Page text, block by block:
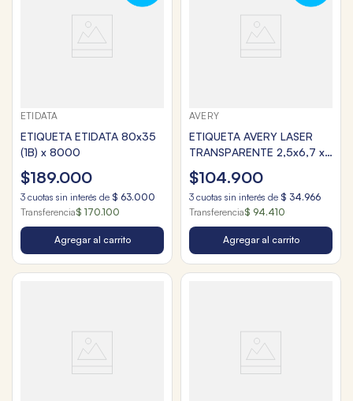
ETIDATA
ETIQUETA ETIDATA 80x35
(1B) x 8000
$189.000
3 cuotas sin interés de $ 63.000
Transferencia$ 170.100
Agregar al carrito
AVERY
ETIQUETA AVERY LASER
TRANSPARENTE 2,5x6,7 x
1500 5660
$104.900
3 cuotas sin interés de $ 34.966
Transferencia$ 94.410
Agregar al carrito